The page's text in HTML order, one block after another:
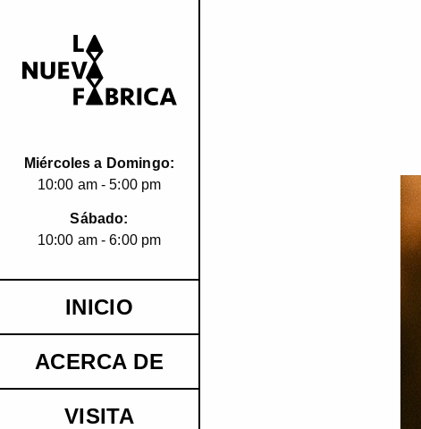
Miércoles a Domingo:
10:00 am - 5:00 pm
Sábado:
10:00 am - 6:00 pm
INICIO
ACERCA DE
VISITA